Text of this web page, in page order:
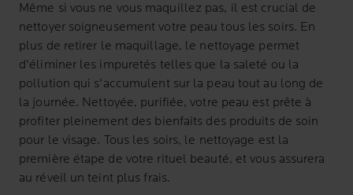
Même si vous ne vous maquillez pas, il est crucial de
nettoyer soigneusement votre peau tous les soirs. En
plus de retirer le maquillage, le nettoyage permet
d'éliminer les impuretés telles que la saleté ou la
pollution qui s'accumulent sur la peau tout au long de
la journée. Nettoyée, purifiée, votre peau est prête à
profiter pleinement des bienfaits des produits de soin
pour le visage. Tous les soirs, le nettoyage est la
première étape de votre rituel beauté, et vous assurera
au réveil un teint plus frais.